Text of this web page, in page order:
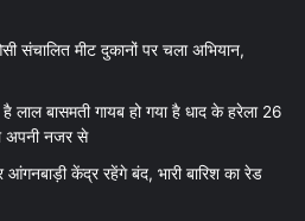
संचालित मीट दुकानों पर चला अभियान,
लाल बासमती गायब हो गया है धाद के हरेला 26
अपनी नजर से
केंद्र रहेंगे बंद, भारी बारिश का रेड